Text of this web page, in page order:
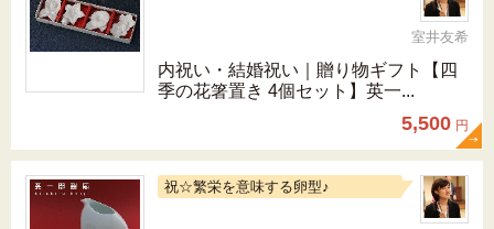
室井友希
内祝い・結婚祝い｜贈り物ギフト【四
季の花箸置き 4個セット】英一...
5,500 円
祝☆繁栄を意味する卵型♪